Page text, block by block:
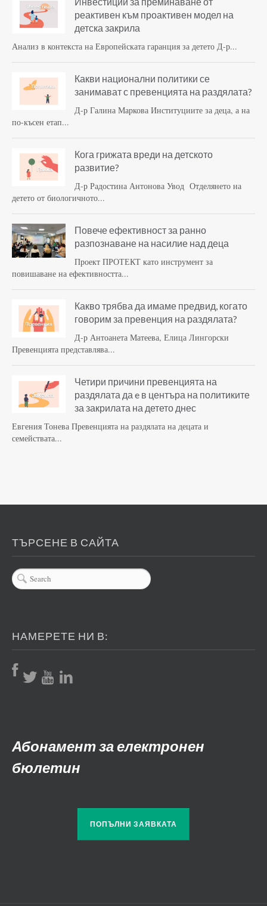
реактивен към проактивен модел на
детска закрила
Анализ в контекста на Европейската гаранция за детето Д-р...
Какви национални политики се
занимават с превенцията на раздялата?
Д-р Галина Маркова Институциите за деца, а на
по-късен етап...
Кога грижата вреди на детското
развитие?
Д-р Радостина Антонова Увод Отделянето на
детето от биологичното...
Повече ефективност за ранно
разпознаване на насилие над деца
Проект ПРОТЕКТ като инструмент за
повишаване на ефективността...
Какво трябва да имаме предвид, когато
говорим за превенция на раздялата?
Д-р Антоанета Матеева, Елица Лингорски
Превенцията представлява...
Четири причини превенцията на
раздялата да e в центъра на политиките
за закрилата на детето днес
Евгения Тонева Превенцията на раздялата на децата и
семействата...
ТЪРСЕНЕ В САЙТА
НАМЕРЕТЕ НИ В:
Абонамент за електронен
бюлетин
ПОПЪЛНИ ЗАЯВКАТА